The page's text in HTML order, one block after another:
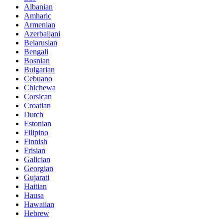
Albanian
Amharic
Armenian
Azerbaijani
Belarusian
Bengali
Bosnian
Bulgarian
Cebuano
Chichewa
Corsican
Croatian
Dutch
Estonian
Filipino
Finnish
Frisian
Galician
Georgian
Gujarati
Haitian
Hausa
Hawaiian
Hebrew